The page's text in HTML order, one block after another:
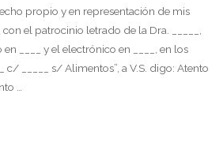
propio y en representación de mis
con el patrocinio letrado de la Dra. _____,
____ y el electrónico en ____, en los
c/ _____ s/ Alimentos”, a V.S. digo: Atento
…